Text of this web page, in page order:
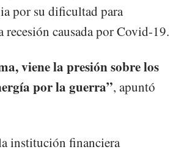
por su dificultad para
recesión causada por Covid-19.
viene la presión sobre los
por la guerra”, apuntó
institución financiera